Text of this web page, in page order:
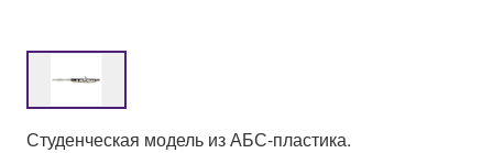
Студенческая модель из АБС-пластика.